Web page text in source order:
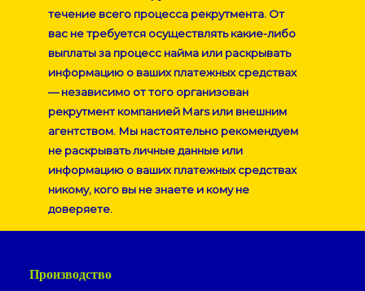
течение всего процесса рекрутмента. От
вас не требуется осуществлять какие-либо
выплаты за процесс найма или раскрывать
информацию о ваших платежных средствах
— независимо от того организован
рекрутмент компанией Marsили внешним
агентством. Мы настоятельно рекомендуем
не раскрывать личные данные или
информацию о ваших платежных средствах
никому, кого вы не знаете и кому не
доверяете.
Производство